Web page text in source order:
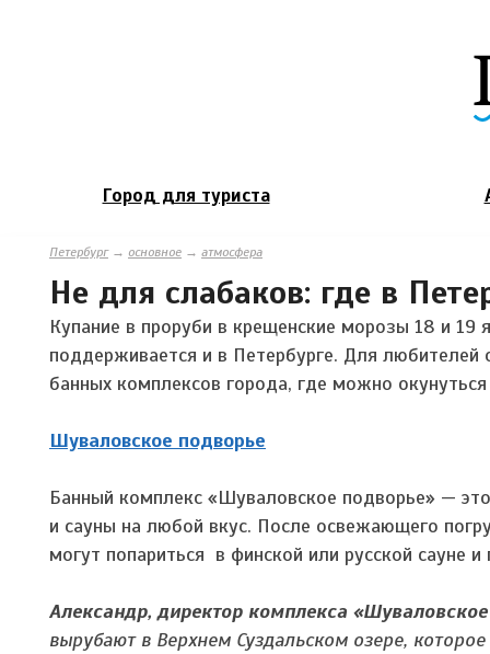
Город для туриста
Петербург→ основное → атмосфера
Не для слабаков: где в
Купание в проруби в крещенские морозы 18 и 19
поддерживается и в Петербурге. Для
банных комплексов города, где можно
Шуваловское подворье
Банный комплекс «Шуваловское подворье» —
и сауны на любой вкус. После освежающего
могут попариться в финской или русской сауне
Александр, директор комплекса
вырубают в Верхнем Суздальском озере,